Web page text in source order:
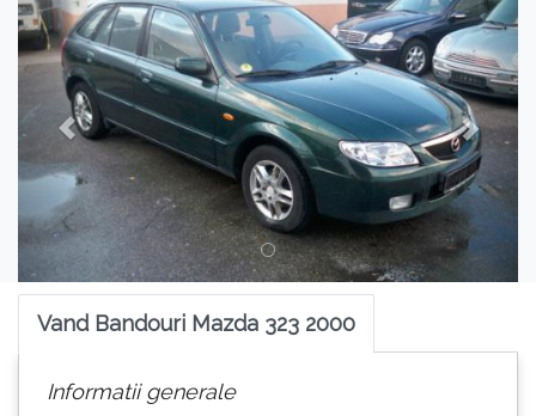
Vand Bandouri Mazda 323 2000
Informatii generale